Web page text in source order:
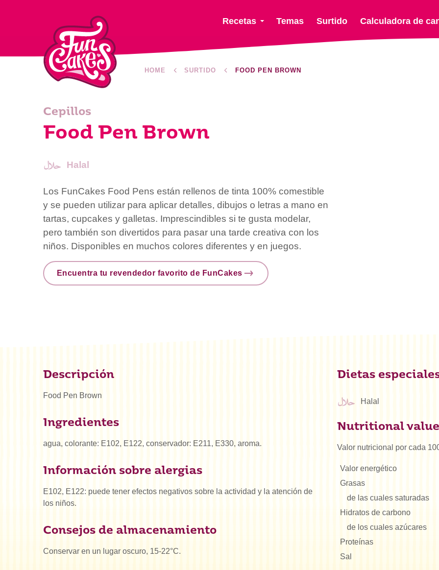
Recetas Temas Surtido Calculadora de
HOME SURTIDO FOOD PEN BROWN
Cepillos
Food Pen Brown
Halal
Los FunCakes Food Pens están rellenos de tinta 100% comestible
y se pueden utilizar para aplicar detalles, dibujos o letras a mano en
tartas, cupcakes y galletas. Imprescindibles si te gusta modelar,
pero también son divertidos para pasar una tarde creativa con los
niños. Disponibles en muchos colores diferentes y en juegos.
Encuentra tu revendedor favorito de FunCakes
Descripción
Food Pen Brown
Ingredientes
agua, colorante: E102, E122, conservador: E211, E330, aroma.
Información sobre alergias
E102, E122: puede tener efectos negativos sobre la actividad y la atención de
los niños.
Consejos de almacenamiento
Conservar en un lugar oscuro, 15-22°C.
Dietas
Halal
Nutritional
Valor nutricional por cada
Valor energético
Grasas
de las cuales saturadas
Hidratos de carbono
de los cuales azúcares
Proteínas
Sal